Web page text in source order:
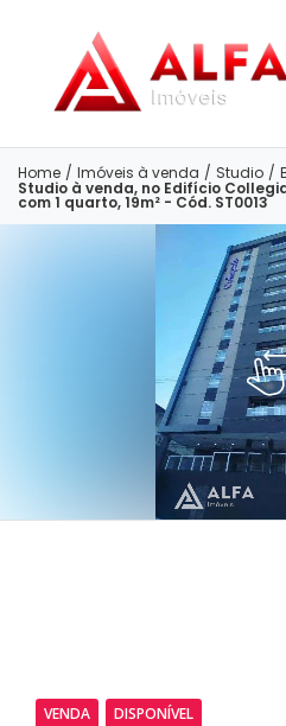
Home / Imóveis à venda / Studio /
Studio à venda, no Edifício
com 1 quarto, 19m² - Cód. ST0013
VENDA DISPONÍVEL